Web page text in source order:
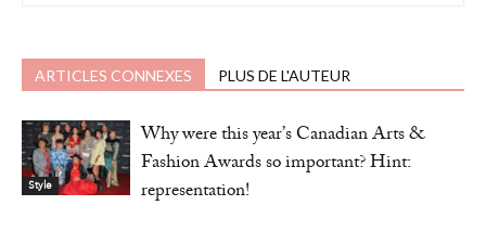
ARTICLES CONNEXES PLUS DE L'AUTEUR
Style
Why were this year’s Canadian Arts &
Fashion Awards so important? Hint:
representation!